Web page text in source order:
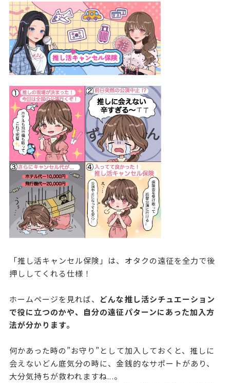
「推し活キャンセル保険」は、オタクの遠征を全力で後
押ししてくれる仕様！
ホームページを見れば、 どんな推し活シチュエーション
で役に立つのかや、自分の遠征パターンにあった加入方
法が分かります。
何かあった時の”お守り”として加入しておくと、推しに
会えないどん底気分の時に、金銭的なサポートがあり、
大分気持ちが救われますね...。